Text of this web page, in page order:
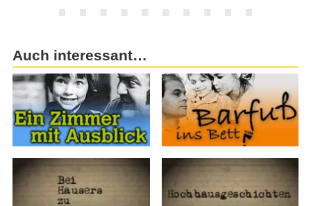
Auch interessant…